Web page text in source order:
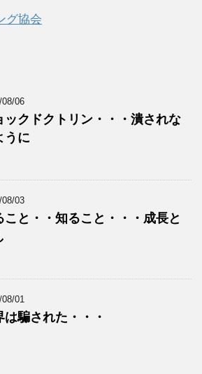
グ協会
08/06
ックドクトリン・・・潰されな
うに
08/03
こと・・知ること・・・成長と
01
は騙された・・・